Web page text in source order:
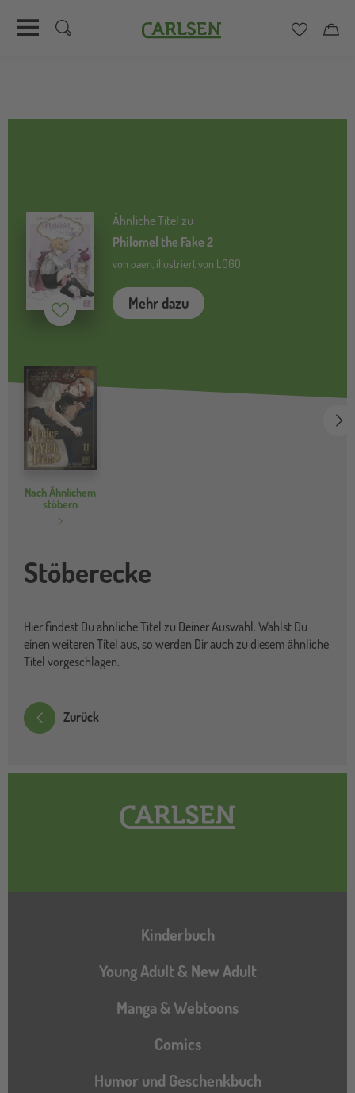
Carlsen
Ähnliche Titel zu
Philomel the Fake 2
von oaen, illustriert von LOGO
Mehr dazu
Merken ( inaktiv)
Nach Ähnlichem
stöbern
Stöberecke
Hier findest Du ähnliche Titel zu Deiner Auswahl. Wählst Du
einen weiteren Titel aus, so werden Dir auch zu diesem ähnliche
Titel vorgeschlagen.
Zurück
Hauptnavigation
Kinderbuch
Young Adult & New Adult
Manga & Webtoons
Comics
Humor und Geschenkbuch